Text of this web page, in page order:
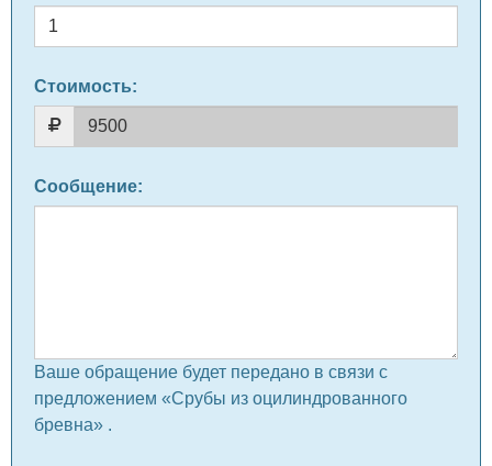
Стоимость:
Сообщение:
Ваше обращение будет передано в связи с
предложением «Срубы из оцилиндрованного
бревна» .